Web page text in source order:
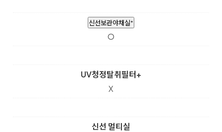
신선보관야채실⁺
O
UV청정탈취필터+
X
신선 멀티실